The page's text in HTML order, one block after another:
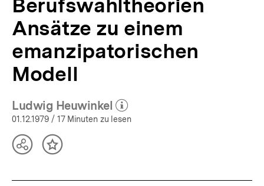
Berufswahltheorien
Ansätze zu einem
emanzipatorischen
Modell
Ludwig Heuwinkel
(Mehr zum Autor)
öffnen
01.12.1979 / 17 Minuten zu lesen
TeilenInhalt